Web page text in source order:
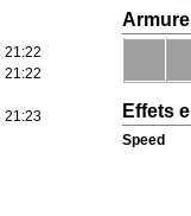
21:22
21:22
21:23
Armure
Effets
Speed